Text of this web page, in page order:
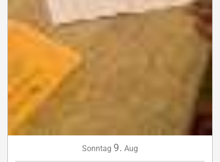
Sonntag 9. Aug